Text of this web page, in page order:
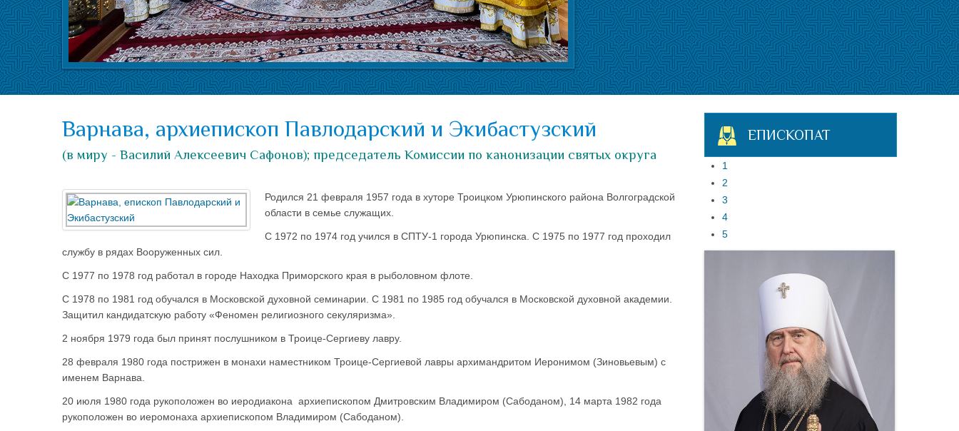
Варнава, архиепископ Павлодарский и Экибастузский
(в миру - Василий Алексеевич Сафонов); председатель Комиссии по канонизации святых округа
Родился 21 февраля 1957 года в хуторе Троицком Урюпинского района Волгоградской
области в семье служащих.
С 1972 по 1974 год учился в СПТУ-1 города Урюпинска. С 1975 по 1977 год проходил
службу в рядах Вооруженных сил.
С 1977 по 1978 год работал в городе Находка Приморского края в рыболовном флоте.
С 1978 по 1981 год обучался в Московской духовной семинарии. С 1981 по 1985 год обучался в Московской духовной академии.
Защитил кандидатскую работу «Феномен религиозного секуляризма».
2 ноября 1979 года был принят послушником в Троице-Сергиеву лавру.
28 февраля 1980 года пострижен в монахи наместником Троице-Сергиевой лавры архимандритом Иеронимом (Зиновьевым) с
именем Варнава.
20 июля 1980 года рукоположен во иеродиакона архиепископом Дмитровским Владимиром (Сабоданом), 14 марта 1982 года
рукоположен во иеромонаха архиепископом Владимиром (Сабоданом).
ЕПИСКОПАТ
1
2
3
4
5